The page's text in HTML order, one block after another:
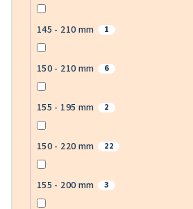
145 - 210 mm 1
150 - 210 mm 6
155 - 195 mm 2
150 - 220 mm 22
155 - 200 mm 3